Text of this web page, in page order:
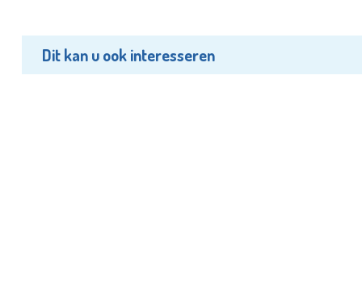
Dit kan u ook interesseren